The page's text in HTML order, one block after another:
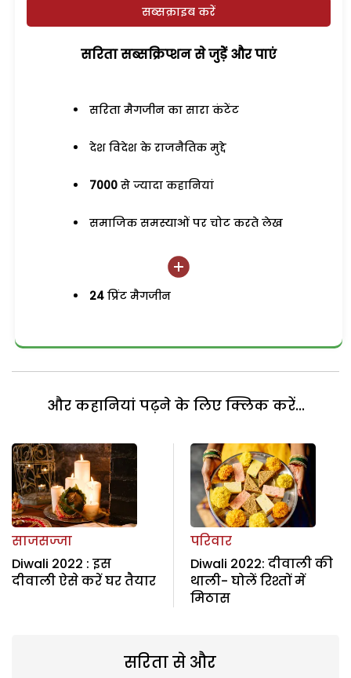
सब्सक्राइब करें
सरिता सब्सक्रिप्शन से जुड़ेें और पाएं
सरिता मैगजीन का सारा कंटेंट
देश विदेश के राजनैतिक मुद्दे
7000 से ज्यादा कहानियां
समाजिक समस्याओं पर चोट करते लेख
24 प्रिंट मैगजीन
और कहानियां पढ़ने के लिए क्लिक करें...
साजसज्जा
Diwali 2022 : इस
दीवाली ऐसे करें घर तैयार
परिवार
Diwali 2022: दीवाली की
थाली- घोलें रिश्तों में
मिठास
सरिता से और